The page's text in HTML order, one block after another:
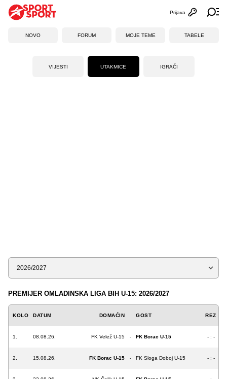
Otvori
Prijava
NOVO FORUM MOJE TEME TABELE
VIJESTI UTAKMICE IGRAČI
Sezona
PREMIJER OMLADINSKA LIGA BIH U-15: 2026/2027
KOLO DATUM DOMAĆIN GOST REZ
1. 08.08.26. FK Velež U-15 - FK Borac U-15 - : -
2. 15.08.26. FK Borac U-15 - FK Sloga Doboj U-15 - : -